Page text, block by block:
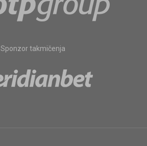
Sponzor takmičenja